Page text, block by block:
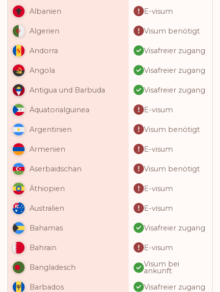
Albanien
E-visum
Algerien Visum benötigt
Andorra Visafreier zugang
Angola Visafreier zugang
Antigua und Barbuda Visafreier zugang
Äquatorialguinea E-visum
Argentinien Visum benötigt
Armenien E-visum
Aserbaidschan Visum benötigt
Äthiopien E-visum
Australien E-visum
Bahamas Visafreier zugang
Bahrain E-visum
Bangladesch Visum bei
ankunft
Barbados
Visafreier zugang